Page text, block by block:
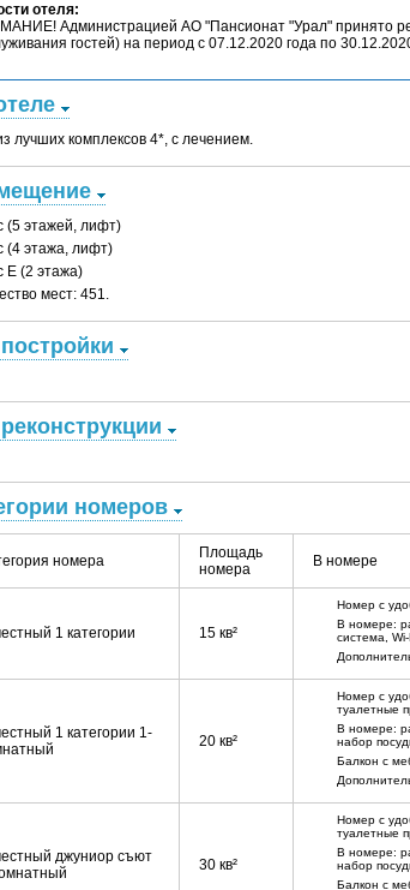
отеля:
Администрацией АО "Пансионат "Урал" принято
гостей) на период с 07.12.2020 года по
лучших комплексов 4*, с лечением.
(5 этажей, лифт)
(4 этажа, лифт)
Е (2 этажа)
мест: 451.
номеров
номера
Площадь
номера
В номере
1 категории 15 кв²
Номер с
В номере:
система,
1 категории 1-
20 кв²
Номер с
туалетные
В номере:
набор
Балкон с
джуниор съют
30 кв²
Номер с
туалетные
В номере:
набор
Балкон с